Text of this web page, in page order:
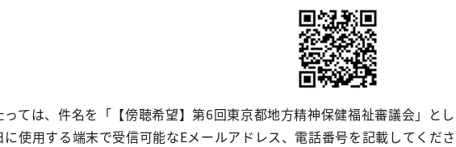
っては、件名を「【傍聴希望】第6回東京都地方精神保健福祉審議会」と
使用する端末で受信可能なEメールアドレス、電話番号を記載してくださ